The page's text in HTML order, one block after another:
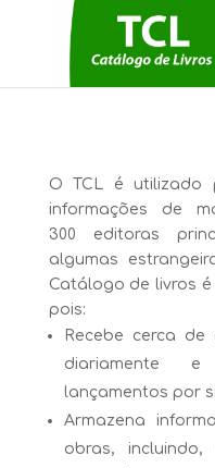
O TCL é utilizado
informações de
300 editoras
algumas
Catálogo de livros
pois:
Recebe cerca de
diariamente e
lançamentos por
Armazena
obras, incluindo,